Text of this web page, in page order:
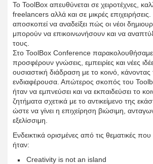
Το ToolBox απευθύνεται σε χειροτέχνες,
freelancers αλλά και σε μικρές
αποσκοπεί να αναδείξει πώς οι νέοι
μπορούν να επικοινωνήσουν και να
τους.
Στο ToolBox Conference παρακολουθήσαμε
προσφέρουν γνώσεις, εμπειρίες και νέες
ουσιαστική διάδραση με το κοινό, κάνοντας
ενδιαφέρουσα. Απώτερος σκοπός του
ήταν να εμπνεύσει και να εκπαιδεύσει το
ζητήματα σχετικά με το αντικείμενο της
ώστε να γίνει η επιχείρηση βιώσιμη,
εξελίσσιμη.
Ενδεικτικά ορισμένες από τις θεματικές
ήταν:
Creativity is not an island